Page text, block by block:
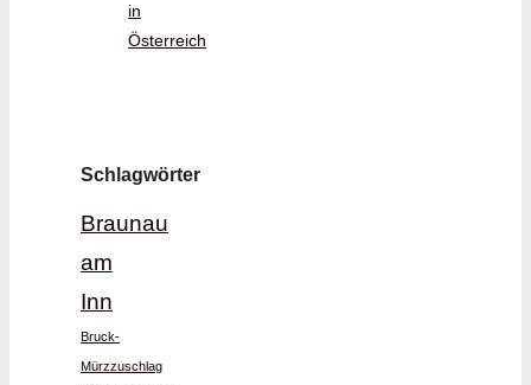
in
Österreich
Schlagwörter
Braunau
am
Inn
Bruck-
Mürzzuschlag